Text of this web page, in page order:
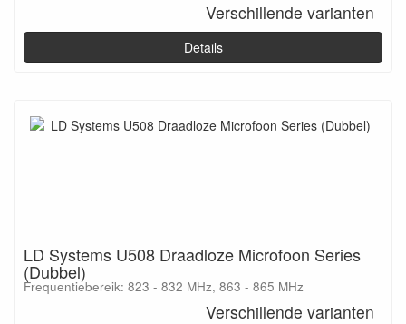
Verschillende varianten
Details
LD Systems U508 Draadloze Microfoon Series
(Dubbel)
Frequentiebereik: 823 - 832 MHz, 863 - 865 MHz
Verschillende varianten